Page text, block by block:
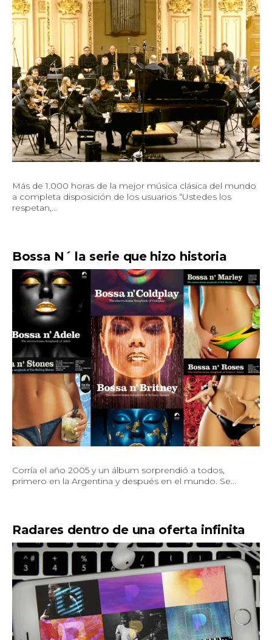
Más de 1.000 horas de la mejor música clásica del mundo
a completa disposición de los usuarios “Ustedes los
respetan,...
Bossa N´ la serie que hizo historia
Corría el año 2005 y un álbum sorprendió a todos,
primero en la Argentina y después en el mundo. Se...
Radares dentro de una oferta infinita